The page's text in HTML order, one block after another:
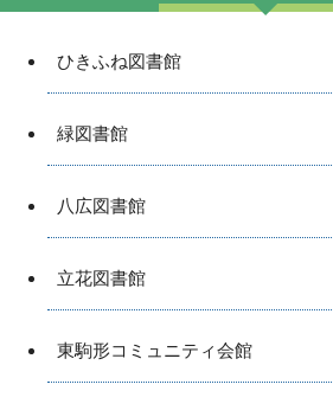
ひきふね図書館
緑図書館
八広図書館
立花図書館
東駒形コミュニティ会館